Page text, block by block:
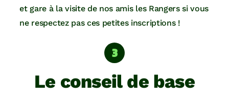
et gare à la visite de nos amis les Rangers si vous
ne respectez pas ces petites inscriptions !
Le conseil de base